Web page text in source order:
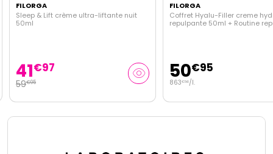
FILORGA
Sleep & Lift crème ultra-liftante nuit
50ml
41€97
59€95
FILORGA
Coffret Hyalu-Filler creme
repulpante 50ml + Routine
50€95
863€56/l.